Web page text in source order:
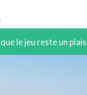
le jeu reste un